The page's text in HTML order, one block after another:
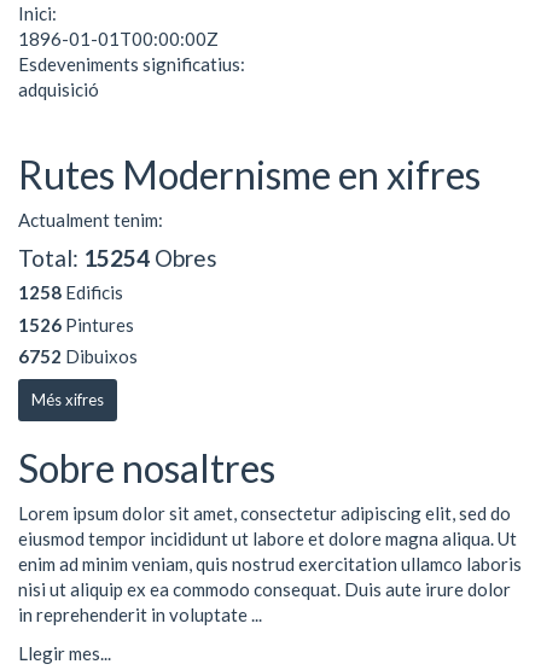
Inici:
1896-01-01T00:00:00Z
Esdeveniments significatius:
adquisició
Rutes Modernisme en xifres
Actualment tenim:
Total: 15254 Obres
1258 Edificis
1526 Pintures
6752 Dibuixos
Més xifres
Sobre nosaltres
Lorem ipsum dolor sit amet, consectetur adipiscing elit, sed do
eiusmod tempor incididunt ut labore et dolore magna aliqua. Ut
enim ad minim veniam, quis nostrud exercitation ullamco laboris
nisi ut aliquip ex ea commodo consequat. Duis aute irure dolor
in reprehenderit in voluptate ...
Llegir mes...